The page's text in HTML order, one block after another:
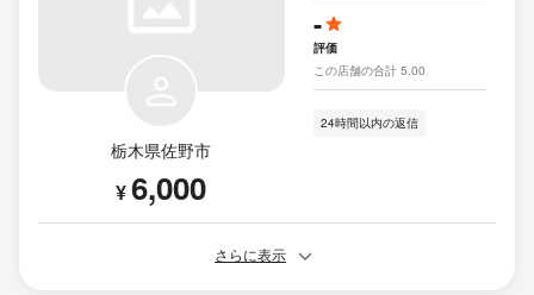
栃木県佐野市
¥6,000
-
評価
この店舗の合計 5.00
24時間以内の返信
さらに表示